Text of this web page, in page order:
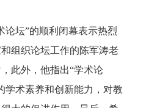
论坛”的顺利闭幕表示热烈
组织论坛工作的陈军涛老
此外，他指出“学术论
学术素养和创新能力，对教